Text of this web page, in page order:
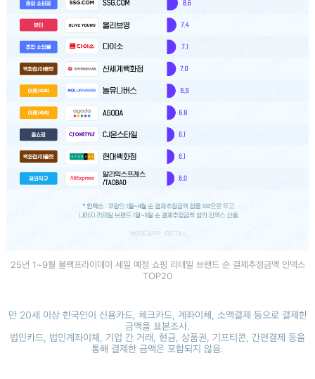
25년 1~9월 블랙프라이데이 세일 예정 쇼핑 리테일 브랜드 순 결제추정금액 인덱스
TOP20
만 20세 이상 한국인이 신용카드, 체크카드, 계좌이체, 소액결제 등으로 결제한
금액을 표본조사.
법인카드, 법인계좌이체, 기업 간 거래, 현금, 상품권, 기프티콘, 간편결제 등을
통해 결제한 금액은 포함되지 않음.